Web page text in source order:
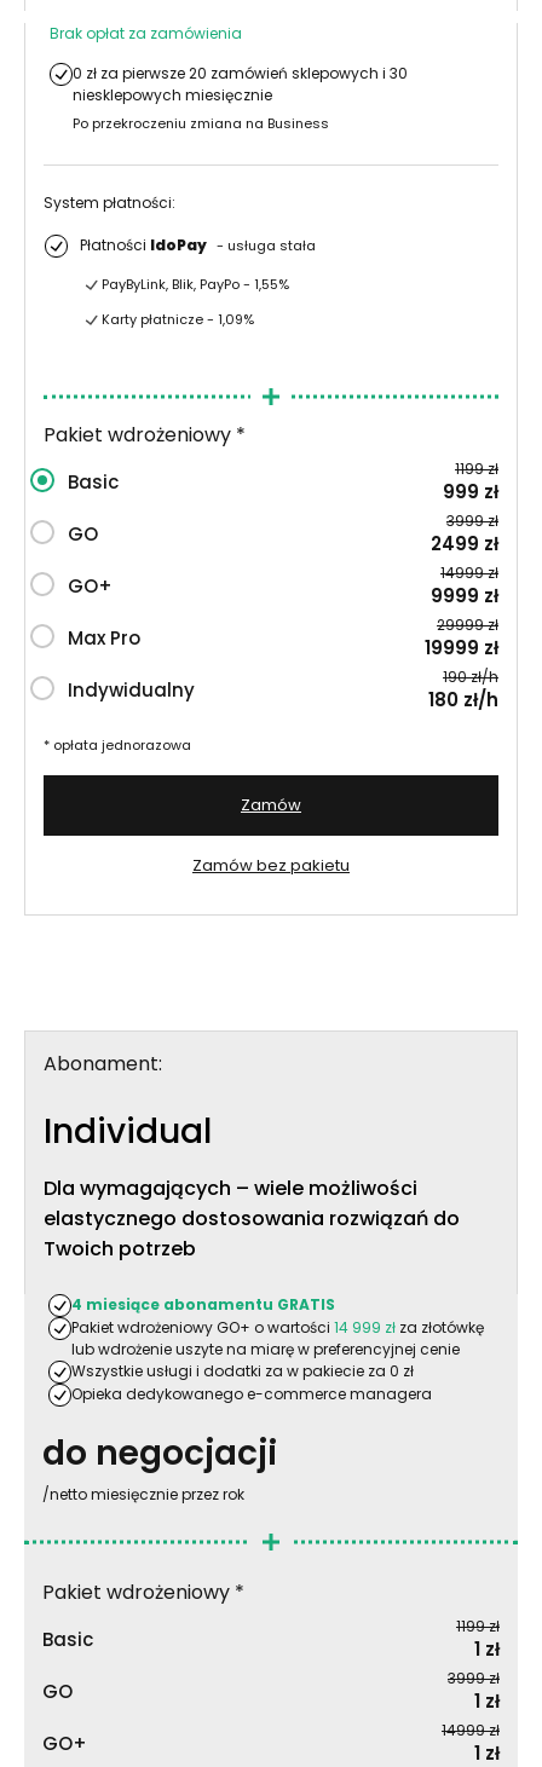
Brak opłat za zamówienia
0 zł za pierwsze 20 zamówień sklepowych i 30
niesklepowych miesięcznie
Po przekroczeniu zmiana na Business
System płatności:
Płatności IdoPay - usługa stała
PayByLink, Blik, PayPo - 1,55%
Karty płatnicze - 1,09%
Pakiet wdrożeniowy *
Basic
1199 zł
999 zł
GO
3999 zł
2499 zł
GO+
14999 zł
9999 zł
Max Pro
29999 zł
19999 zł
Indywidualny
190 zł/h
180 zł/h
* opłata jednorazowa
Zamów
Zamów bez pakietu
Abonament:
Individual
Dla wymagających – wiele możliwości
elastycznego dostosowania rozwiązań do
Twoich potrzeb
4 miesiące abonamentu GRATIS
Pakiet wdrożeniowy GO+ o wartości 14 999 zł za złotówkę
lub wdrożenie uszyte na miarę w preferencyjnej cenie
Wszystkie usługi i dodatki za w pakiecie za 0 zł
Opieka dedykowanego e-commerce managera
do negocjacji
/netto miesięcznie przez rok
Pakiet wdrożeniowy *
Basic
1199 zł
1 zł
GO
3999 zł
1 zł
GO+
14999 zł
1 zł